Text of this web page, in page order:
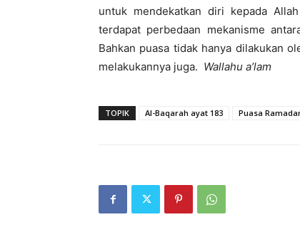
untuk mendekatkan diri kepada
terdapat perbedaan mekanisme
Bahkan puasa tidak hanya dilakukan
melakukannya juga. Wallahu a’lam
TOPIK Al-Baqarah ayat 183 Puasa